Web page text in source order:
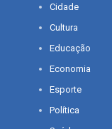
Cidade
Cultura
Educação
Economia
Esporte
Política